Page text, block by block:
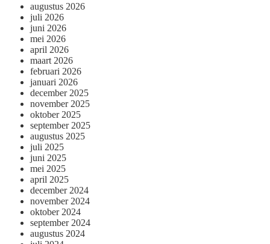
augustus 2026
juli 2026
juni 2026
mei 2026
april 2026
maart 2026
februari 2026
januari 2026
december 2025
november 2025
oktober 2025
september 2025
augustus 2025
juli 2025
juni 2025
mei 2025
april 2025
december 2024
november 2024
oktober 2024
september 2024
augustus 2024